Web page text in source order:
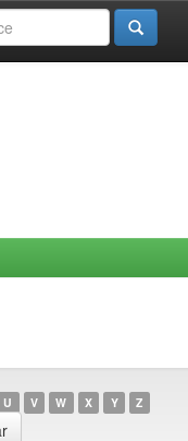
U V W X Y Z